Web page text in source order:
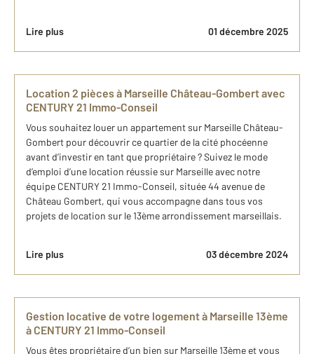
Lire plus 01 décembre 2025
Location 2 pièces à Marseille Château-Gombert avec
CENTURY 21 Immo-Conseil
Vous souhaitez louer un appartement sur Marseille Château-
Gombert pour découvrir ce quartier de la cité phocéenne
avant d’investir en tant que propriétaire ? Suivez le mode
d’emploi d’une location réussie sur Marseille avec notre
équipe CENTURY 21 Immo-Conseil, située 44 avenue de
Château Gombert, qui vous accompagne dans tous vos
projets de location sur le 13ème arrondissement marseillais.
Lire plus 03 décembre 2024
Gestion locative de votre logement à Marseille 13ème
à CENTURY 21 Immo-Conseil
Vous êtes propriétaire d’un bien sur Marseille 13ème et vous